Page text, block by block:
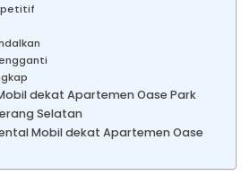
dekat Apartemen Oase Park
Selatan
Mobil dekat Apartemen Oase